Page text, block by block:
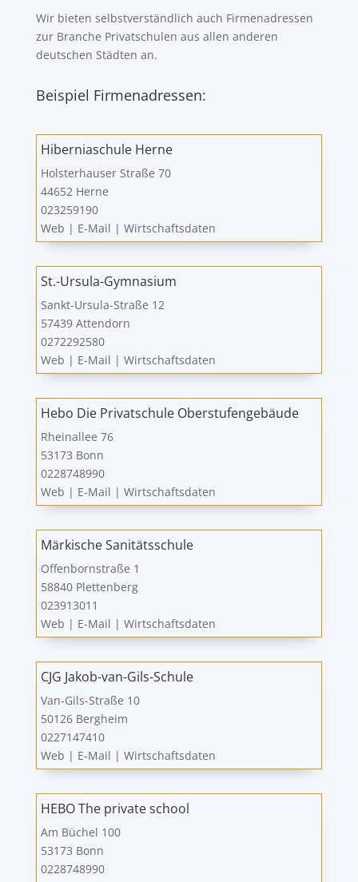
Wir bieten selbstverständlich auch Firmenadressen
zur Branche Privatschulen aus allen anderen
deutschen Städten an.
Beispiel Firmenadressen:
Hiberniaschule Herne
Holsterhauser Straße 70
44652 Herne
023259190
Web | E-Mail | Wirtschaftsdaten
St.-Ursula-Gymnasium
Sankt-Ursula-Straße 12
57439 Attendorn
0272292580
Web | E-Mail | Wirtschaftsdaten
Hebo Die Privatschule Oberstufengebäude
Rheinallee 76
53173 Bonn
0228748990
Web | E-Mail | Wirtschaftsdaten
Märkische Sanitätsschule
Offenbornstraße 1
58840 Plettenberg
023913011
Web | E-Mail | Wirtschaftsdaten
CJG Jakob-van-Gils-Schule
Van-Gils-Straße 10
50126 Bergheim
0227147410
Web | E-Mail | Wirtschaftsdaten
HEBO The private school
Am Büchel 100
53173 Bonn
0228748990